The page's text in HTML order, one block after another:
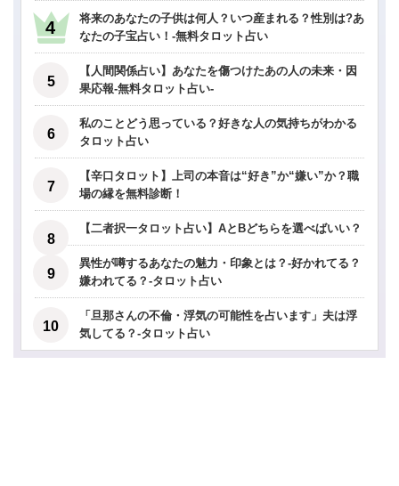
将来のあなたの子供は何人？いつ産まれる？性別は?あ
なたの子宝占い！-無料タロット占い
【人間関係占い】あなたを傷つけたあの人の未来・因
果応報-無料タロット占い-
私のことどう思っている？好きな人の気持ちがわかる
タロット占い
【辛口タロット】上司の本音は“好き”か“嫌い”か？職
場の縁を無料診断！
【二者択一タロット占い】AとBどちらを選べばいい？
異性が噂するあなたの魅力・印象とは？-好かれてる？
嫌われてる？-タロット占い
「旦那さんの不倫・浮気の可能性を占います」夫は浮
気してる？-タロット占い